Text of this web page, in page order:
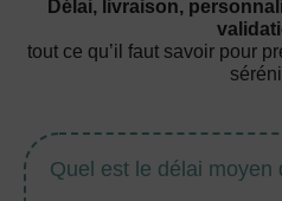
Délai, livraison,
tout ce qu’il faut savoir pour
Quel est le délai moyen